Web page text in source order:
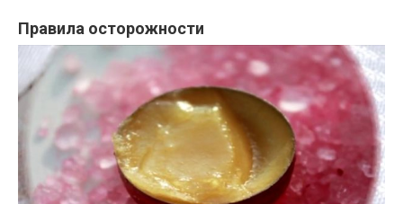
Правила осторожности